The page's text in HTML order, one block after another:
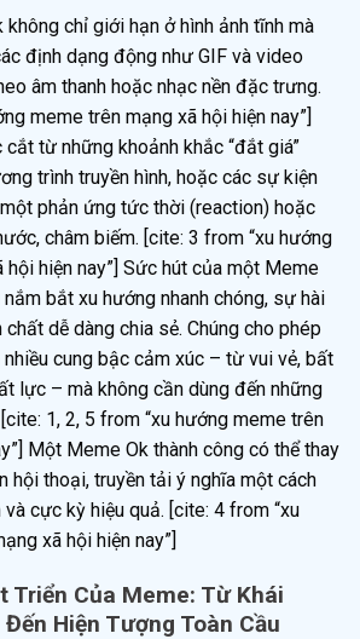
không chỉ giới hạn ở hình ảnh tĩnh mà
định dạng động như GIF và video
âm thanh hoặc nhạc nền đặc trưng.
meme trên mạng xã hội hiện nay”]
từ những khoảnh khắc “đắt giá”
trình truyền hình, hoặc các sự kiện
phản ứng tức thời (reaction) hoặc
châm biếm. [cite: 3 from “xu hướng
hiện nay”] Sức hút của một Meme
bắt xu hướng nhanh chóng, sự hài
dễ dàng chia sẻ. Chúng cho phép
cung bậc cảm xúc – từ vui vẻ, bất
lực – mà không cần dùng đến những
1, 2, 5 from “xu hướng meme trên
Một Meme Ok thành công có thể thay
hội thoại, truyền tải ý nghĩa một cách
cực kỳ hiệu quả. [cite: 4 from “xu
xã hội hiện nay”]
Triển Của Meme: Từ Khái
Hiện Tượng Toàn Cầu